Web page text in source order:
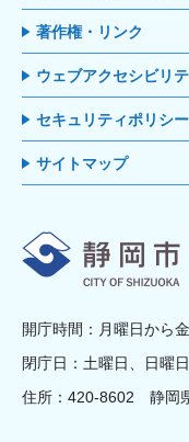
著作権・リンク
ウェブアクセシビリ
セキュリティポリシー
サイトマップ
開庁時間：月曜日から
閉庁日：土曜日、日曜
住所：420-8602 静岡